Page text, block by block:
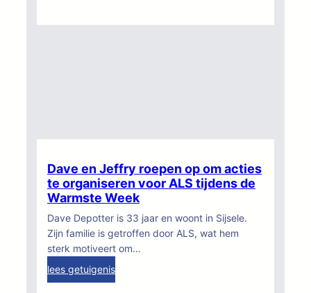
i
r
w
a
e
l
a
u
r
i
n
e
n
E
r
i
Dave en Jeffry roepen op om acties
te organiseren voor ALS tijdens de
Warmste Week
Dave Depotter is 33 jaar en woont in Sijsele.
Zijn familie is getroffen door ALS, wat hem
sterk motiveert om…
lees getuigenis:
D